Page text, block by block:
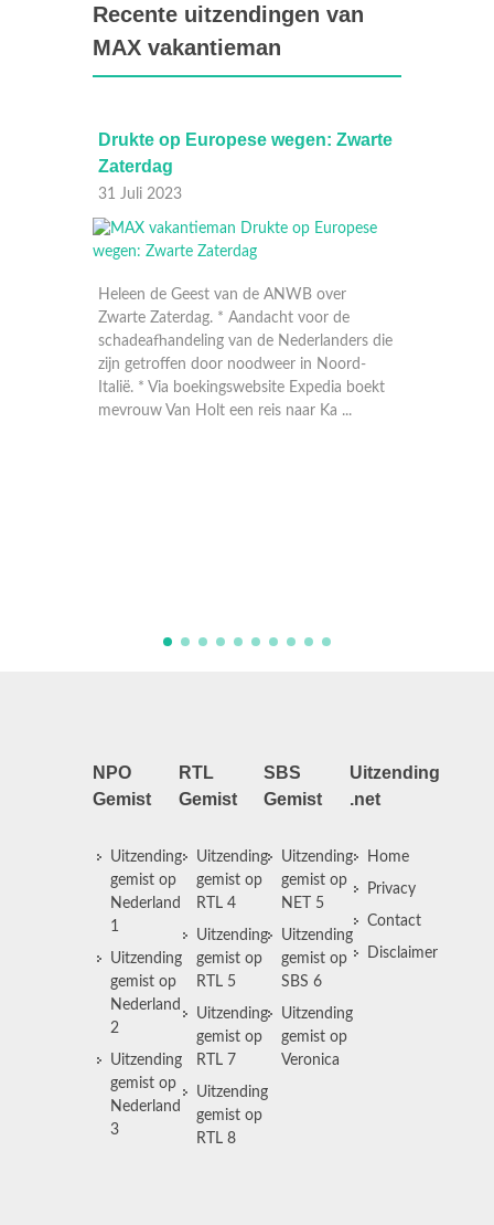
Recente uitzendingen van
MAX vakantieman
Drukte op Europese wegen: Zwarte
Zaterdag
31 Juli 2023
Heleen de Geest van de ANWB over
Zwarte Zaterdag. * Aandacht voor de
schadeafhandeling van de Nederlanders die
zijn getroffen door noodweer in Noord-
Italië. * Via boekingswebsite Expedia boekt
mevrouw Van Holt een reis naar Ka ...
NPO
Gemist
Uitzending
gemist op
Nederland
1
Uitzending
gemist op
Nederland
2
Uitzending
gemist op
Nederland
3
RTL
Gemist
Uitzending
gemist op
RTL 4
Uitzending
gemist op
RTL 5
Uitzending
gemist op
RTL 7
Uitzending
gemist op
RTL 8
SBS
Gemist
Uitzending
gemist op
NET 5
Uitzending
gemist op
SBS 6
Uitzending
gemist op
Veronica
Uitzending
.net
Home
Privacy
Contact
Disclaimer